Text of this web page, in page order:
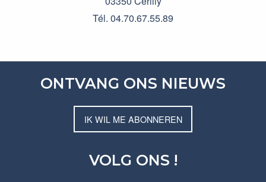
Tél. 04.70.67.55.89
ONTVANG ONS NIEUWS
IK WIL ME ABONNEREN
VOLG ONS !